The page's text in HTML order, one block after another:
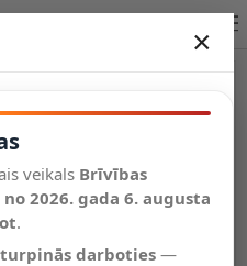
×
veikals Brīvības
no 2026. gada 6. augusta
.
darboties—